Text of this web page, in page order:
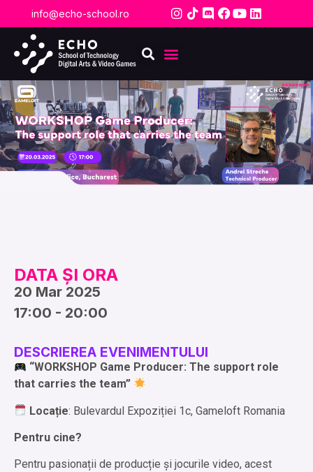
info@echo-school.ro
DATA ȘI ORA
20 Mar 2025
17:00 - 20:00
DESCRIEREA EVENIMENTULUI
“WORKSHOP Game Producer: The support role
that carries the team”
Locație: Bulevardul Expoziției 1c, Gameloft Romania
Pentru cine?
Pentru pasionații de producție și jocurile video, acest